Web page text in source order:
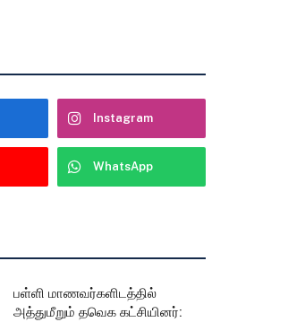
Instagram
WhatsApp
பள்ளி மாணவர்களிடத்தில்
அத்துமீறும் தவெக கட்சியினர்: